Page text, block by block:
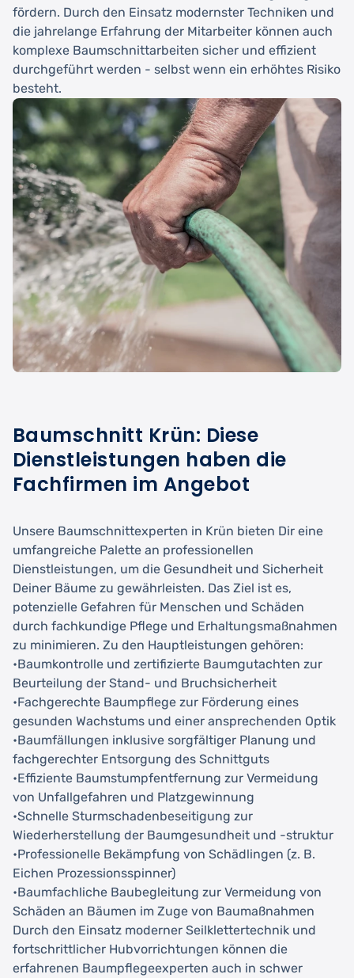
fördern. Durch den Einsatz modernster Techniken und
die jahrelange Erfahrung der Mitarbeiter können auch
komplexe Baumschnittarbeiten sicher und effizient
durchgeführt werden - selbst wenn ein erhöhtes Risiko
besteht.
Baumschnitt Krün: Diese
Dienstleistungen haben die
Fachfirmen im Angebot
Unsere Baumschnittexperten in Krün bieten Dir eine
umfangreiche Palette an professionellen
Dienstleistungen, um die Gesundheit und Sicherheit
Deiner Bäume zu gewährleisten. Das Ziel ist es,
potenzielle Gefahren für Menschen und Schäden
durch fachkundige Pflege und Erhaltungsmaßnahmen
zu minimieren. Zu den Hauptleistungen gehören:
•Baumkontrolle und zertifizierte Baumgutachten zur
Beurteilung der Stand- und Bruchsicherheit
•Fachgerechte Baumpflege zur Förderung eines
gesunden Wachstums und einer ansprechenden Optik
•Baumfällungen inklusive sorgfältiger Planung und
fachgerechter Entsorgung des Schnittguts
•Effiziente Baumstumpfentfernung zur Vermeidung
von Unfallgefahren und Platzgewinnung
•Schnelle Sturmschadenbeseitigung zur
Wiederherstellung der Baumgesundheit und -struktur
•Professionelle Bekämpfung von Schädlingen (z. B.
Eichen Prozessionsspinner)
•Baumfachliche Baubegleitung zur Vermeidung von
Schäden an Bäumen im Zuge von Baumaßnahmen
Durch den Einsatz moderner Seilklettertechnik und
fortschrittlicher Hubvorrichtungen können die
erfahrenen Baumpflegeexperten auch in schwer